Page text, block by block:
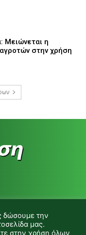
Μειώνεται η
στην χρήση
δώσουμε την
μας.
στην χρήση όλων